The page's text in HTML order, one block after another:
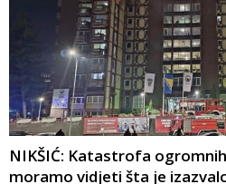
NIKŠIĆ: Katastrofa
moramo vidjeti šta je